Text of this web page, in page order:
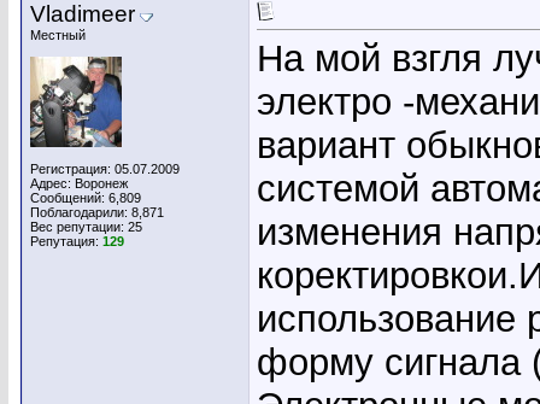
Vladimeer
Местный
Регистрация: 05.07.2009
Адрес: Воронеж
Сообщений: 6,809
Поблагодарили: 8,871
Вес репутации: 25
Репутация: 129
На мой взгля
электро -
вариант
системой
изменения
использование
форму сигнала